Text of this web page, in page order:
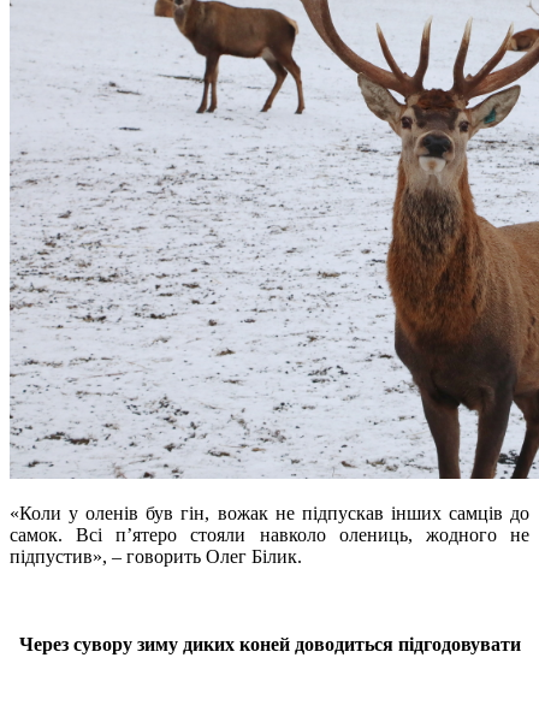
«Коли у оленів був гін, вожак не підпускав інших самців до
самок. Всі п’ятеро стояли навколо олениць, жодного не
підпустив», – говорить Олег Білик.
Через сувору зиму диких коней доводиться підгодовувати